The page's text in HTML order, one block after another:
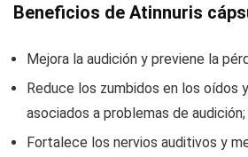
Beneficios de Atinnuris
Mejora la audición y previene la
Reduce los zumbidos en los oídos
asociados a problemas de audición;
Fortalece los nervios auditivos y